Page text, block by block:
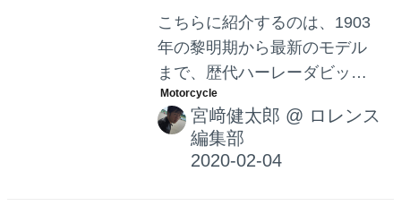
こちらに紹介するのは、1903
年の黎明期から最新のモデル
まで、歴代ハーレーダビッド
ソンのエンジンサウンドを聴
き比べる・・・という趣旨の
動画です。皆さんが一番お好
きなのは、どのモデルのサウ
宮﨑健太郎 @ ロレンス
編集部